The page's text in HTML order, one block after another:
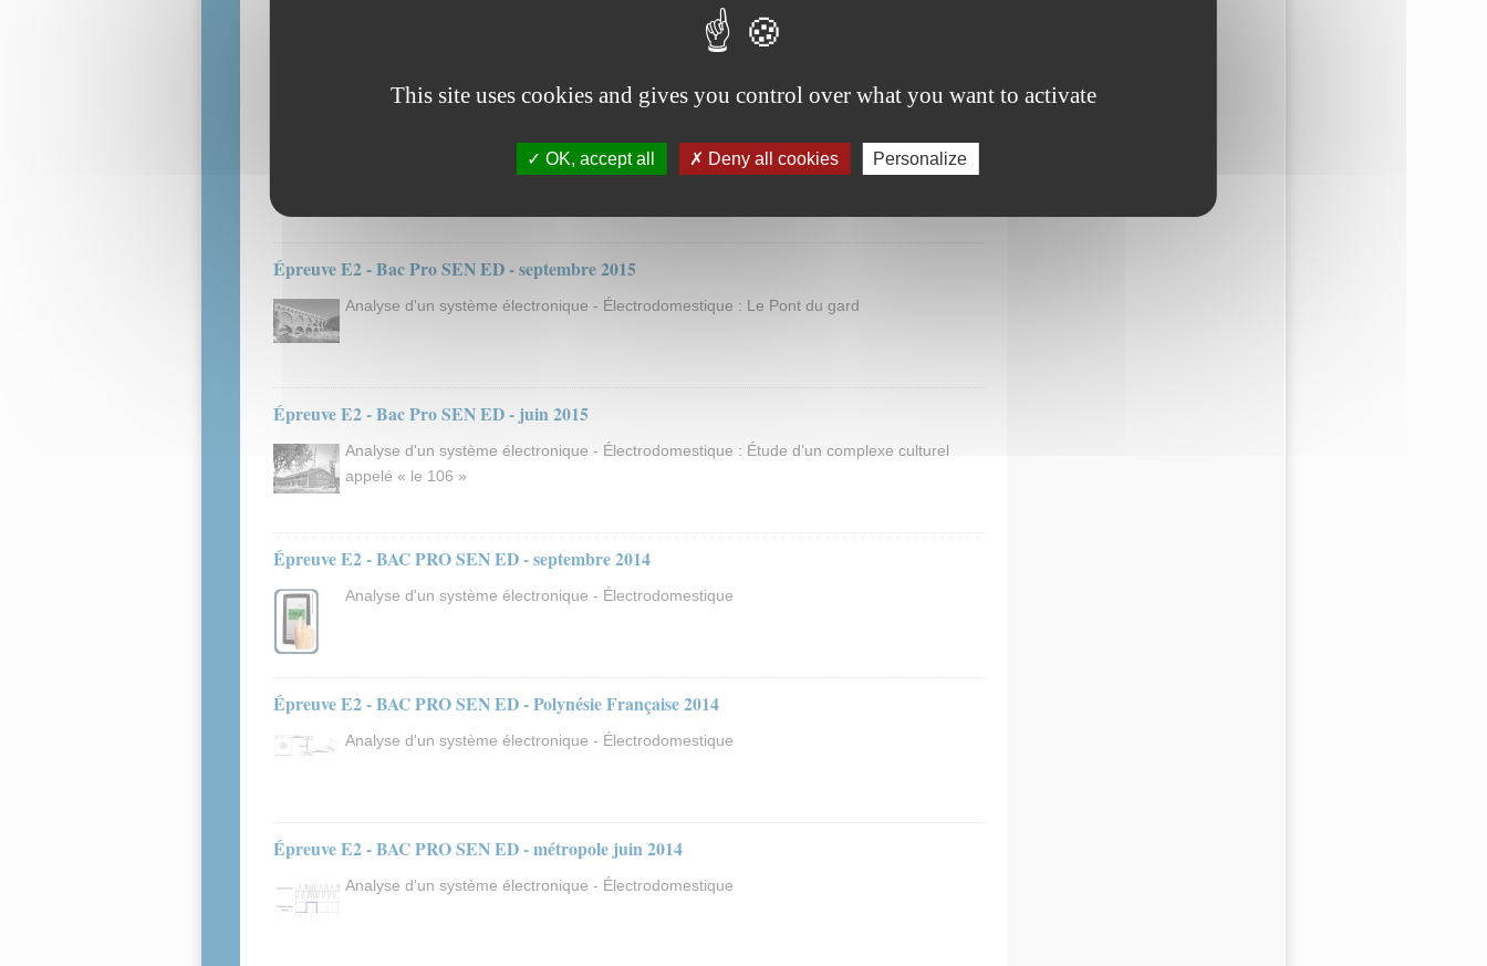
Analyse d'un système électronique - Électrodomestique : Le Palais des Festivals et des
Analyse d'un système électronique - Électrodomestique : installations à réaliser dans un
Épreuve E2 - Bac Pro SEN ED - septembre 2015
Analyse d'un système électronique - Électrodomestique : Le Pont du gard
Épreuve E2 - Bac Pro SEN ED - juin 2015
Analyse d'un système électronique - Électrodomestique : Étude d’un complexe culturel
appelé « le 106 »
Épreuve E2 - BAC PRO SEN ED - septembre 2014
Analyse d'un système électronique - Électrodomestique
Épreuve E2 - BAC PRO SEN ED - Polynésie Française 2014
Analyse d'un système électronique - Électrodomestique
Épreuve E2 - BAC PRO SEN ED - métropole juin 2014
Analyse d'un système électronique - Électrodomestique
This site uses cookies and gives you control over what you want to activate
OK, accept all Deny all cookies Personalize